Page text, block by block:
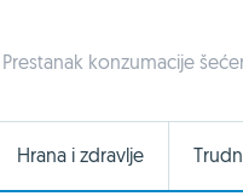
Prestanak konzumacije
Hrana i zdravlje